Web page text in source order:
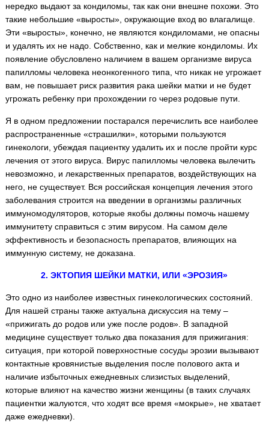
нередко выдают за кондиломы, так как они внешне похожи. Это
такие небольшие «выросты», окружающие вход во влагалище.
Эти «выросты», конечно, не являются кондиломами, не опасны
и удалять их не надо. Собственно, как и мелкие кондиломы. Их
появление обусловлено наличием в вашем организме вируса
папилломы человека неонкогенного типа, что никак не угрожает
вам, не повышает риск развития рака шейки матки и не будет
угрожать ребенку при прохождении го через родовые пути.
Я в одном предложении постарался перечислить все наиболее
распространенные «страшилки», которыми пользуются
гинекологи, убеждая пациентку удалить их и после пройти курс
лечения от этого вируса. Вирус папилломы человека вылечить
невозможно, и лекарственных препаратов, воздействующих на
него, не существует. Вся российская концепция лечения этого
заболевания строится на введении в организмы различных
иммуномодуляторов, которые якобы должны помочь нашему
иммунитету справиться с этим вирусом. На самом деле
эффективность и безопасность препаратов, влияющих на
иммунную систему, не доказана.
2. ЭКТОПИЯ ШЕЙКИ МАТКИ, ИЛИ «ЭРОЗИЯ»
Это одно из наиболее известных гинекологических состояний.
Для нашей страны также актуальна дискуссия на тему –
«прижигать до родов или уже после родов». В западной
медицине существует только два показания для прижигания:
ситуация, при которой поверхностные сосуды эрозии вызывают
контактные кровянистые выделения после полового акта и
наличие избыточных ежедневных слизистых выделений,
которые влияют на качество жизни женщины (в таких случаях
пациентки жалуются, что ходят все время «мокрые», не хватает
даже ежедневки).